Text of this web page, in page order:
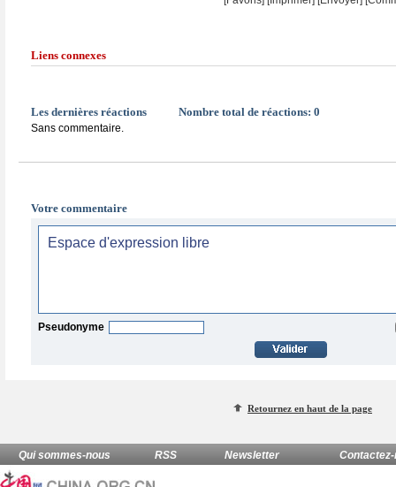
Liens connexes
Les dernières réactions Nombre total de réactions: 0
Sans commentaire.
Votre commentaire
Pseudonyme
Retournez en haut de la page